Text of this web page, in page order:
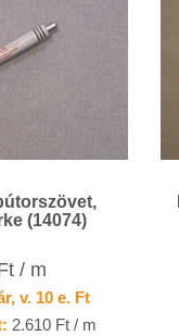
(14074)
/ m
v. 10 e. Ft
2.610 Ft / m